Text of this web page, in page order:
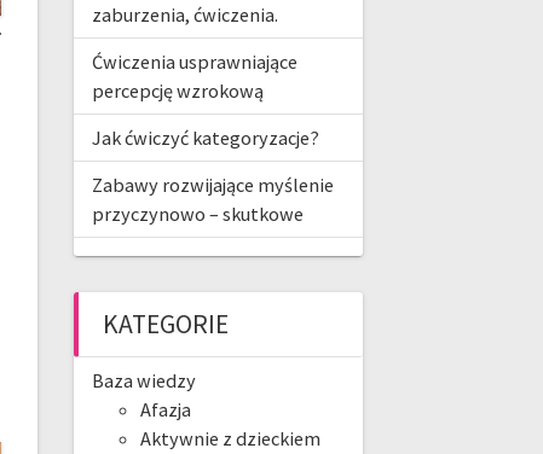
zaburzenia, ćwiczenia.
Ćwiczenia usprawniające
percepcję wzrokową
Jak ćwiczyć kategoryzacje?
Zabawy rozwijające myślenie
przyczynowo – skutkowe
KATEGORIE
Baza wiedzy
Afazja
Aktywnie z dzieckiem